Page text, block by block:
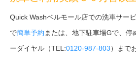
Quick Washベルモール店での洗車サー
で簡単予約または、地下駐車場Gで、停
ーダイヤル（TEL:0120-987-803）まで